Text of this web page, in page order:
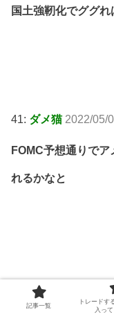
国土強靭化でググ
41: ダメ猫 2022/05/
FOMC予想通りで
れるかなと
ダメ猫 2022/
記事一覧
トレードす
入っ